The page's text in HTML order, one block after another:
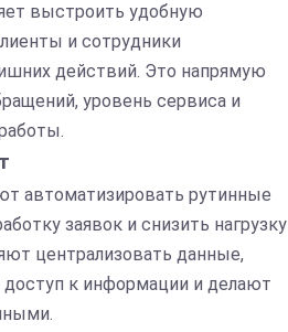
выстроить удобную
и сотрудники
действий. Это напрямую
уровень сервиса и
автоматизировать рутинные
заявок и снизить нагрузку
централизовать данные,
к информации и делают